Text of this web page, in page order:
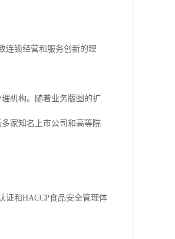
连锁经营和服务创新的理
机构。随着业务版图的扩
家知名上市公司和高等院
证和HACCP食品安全管理体